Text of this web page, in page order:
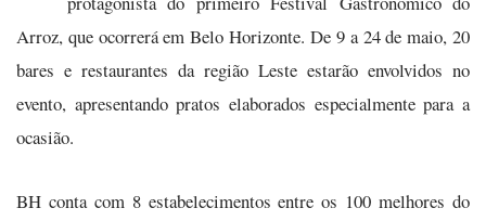
Arroz, que ocorrerá em Belo Horizonte. De 9 a 24 de maio, 20
bares e restaurantes da região Leste estarão envolvidos no
evento, apresentando pratos elaborados especialmente para a
ocasião.
BH conta com 8 estabelecimentos entre os 100 melhores do